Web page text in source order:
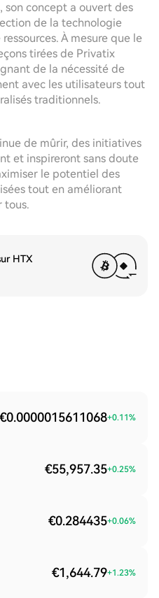
son concept a ouvert des
de la technologie
À mesure que le
tirées de Privatix
de la nécessité de
avec les utilisateurs tout
traditionnels.
de mûrir, des initiatives
et inspireront sans doute
le potentiel des
tout en améliorant
tous.
HTX
€0.0000015611068+0.11%
€55,957.35+0.25%
€0.284435+0.06%
€1,644.79+1.23%